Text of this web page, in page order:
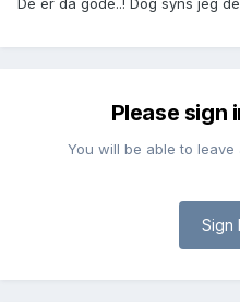
De er da gode..! Dog syns jeg
Please sign
You will be able to
Sign